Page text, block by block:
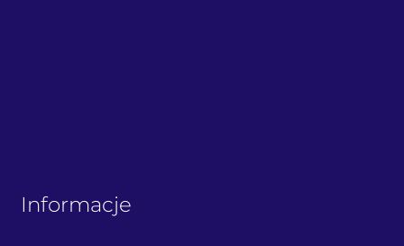
Informacje